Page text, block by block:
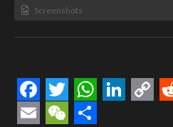
Screenshots
Facebook
TwitterWhatsApp